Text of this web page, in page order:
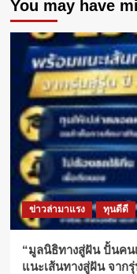
ย้ำ
อัดฉีด
ทอง
100,000
บาท
You may have
ข่าวล่ามาแรง ทุนดีดี
“มูลนิธิทางสู่ฝัน ปั้นคน
แนะเส้นทางสู่ฝัน จาก